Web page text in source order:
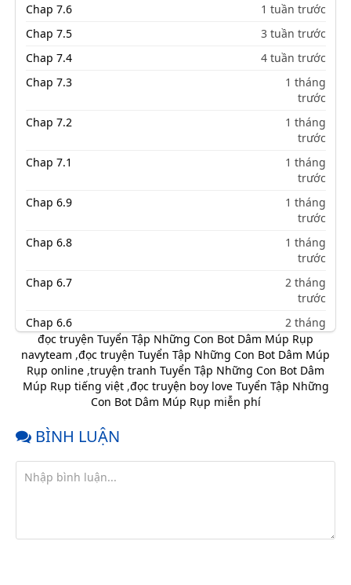
Chap 7.6
1 tuần trước
Chap 7.5
3 tuần trước
Chap 7.4
4 tuần trước
Chap 7.3
1 tháng
trước
Chap 7.2
1 tháng
trước
Chap 7.1
1 tháng
trước
Chap 6.9
1 tháng
trước
Chap 6.8
1 tháng
trước
Chap 6.7
2 tháng
trước
Chap 6.6
2 tháng
trước
Chap 6.5
2 tháng
trước
Chap 6.3
trước
Chap 6.2
trước
đọc truyện Tuyển Tập Những Con Bot Dâm Múp Rụp
navyteam ,đọc truyện Tuyển Tập Những Con Bot Dâm Múp
Rụp online ,truyện tranh Tuyển Tập Những Con Bot Dâm
Múp Rụp tiếng việt,đọc truyện boy love Tuyển Tập Những
Con Bot Dâm Múp Rụp miễn phí
BÌNH LUẬN